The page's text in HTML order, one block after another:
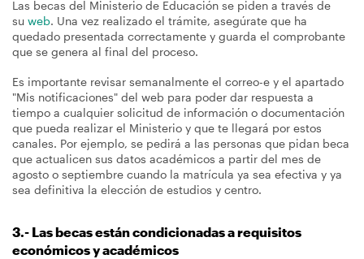
Las becas del Ministerio de Educación se piden a través de
su web. Una vez realizado el trámite, asegúrate que ha
quedado presentada correctamente y guarda el comprobante
que se genera al final del proceso.
Es importante revisar semanalmente el correo-e y el apartado
"Mis notificaciones" del web para poder dar respuesta a
tiempo a cualquier solicitud de información o documentación
que pueda realizar el Ministerio y que te llegará por estos
canales. Por ejemplo, se pedirá a las personas que pidan beca
que actualicen sus datos académicos a partir del mes de
agosto o septiembre cuando la matrícula ya sea efectiva y ya
sea definitiva la elección de estudios y centro.
3.- Las becas están condicionadas a requisitos
económicos y académicos